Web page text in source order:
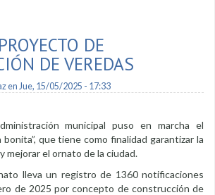
DE
DE VEREDAS
en Jue, 15/05/2025 - 17:33
municipal puso en marcha el
que tiene como finalidad garantizar la
mejorar el ornato de la ciudad.
lleva un registro de 1360 notificaciones
de 2025 por concepto de construcción de